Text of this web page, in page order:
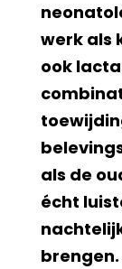
werk als
ook
als de
écht
brengen.